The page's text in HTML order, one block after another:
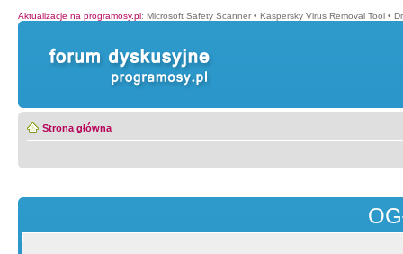
Aktualizacje na programosy.pl: Microsoft Safety Scanner • Kaspersky Virus Removal Tool •
Strona główna